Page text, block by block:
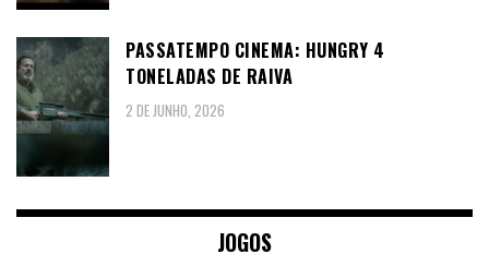
PASSATEMPO CINEMA: HUNGRY 4
TONELADAS DE RAIVA
2 DE JUNHO, 2026
JOGOS